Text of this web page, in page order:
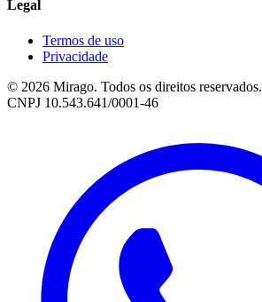
Legal
Termos de uso
Privacidade
© 2026 Mirago. Todos os direitos reservados.
CNPJ 10.543.641/0001-46